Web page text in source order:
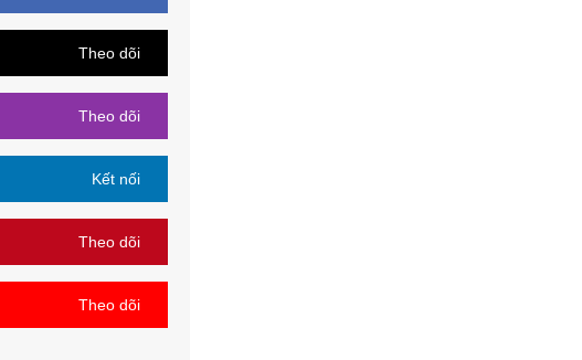
Theo dõi
Theo dõi
Kết nối
Theo dõi
Theo dõi